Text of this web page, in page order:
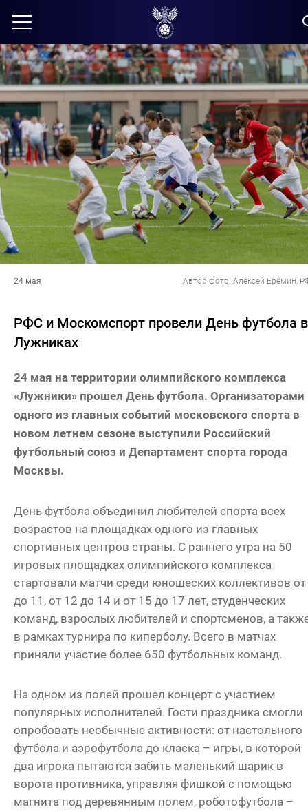
24 мая Автор фото: Алексей Ерёмин,
РФС и Москомспорт провели День футбола в
Лужниках
24 мая на территории олимпийского комплекса
«Лужники» прошел День футбола. Организаторами
одного из главных событий московского спорта в
новом летнем сезоне выступили Российский
футбольный союз и Департамент спорта города
Москвы.
День футбола объединил любителей спорта всех
возрастов на площадках одного из главных
спортивных центров страны. С раннего утра на 50
игровых площадках олимпийского комплекса
стартовали матчи среди юношеских коллективов
до 11, от 12 до 14 и от 15 до 17 лет, студенческих
команд, взрослых любителей и спортсменов, а
в рамках турнира по киперболу. Всего в матчах
приняли участие более 650 футбольных команд.
На одном из полей прошел концерт с участием
популярных исполнителей. Гости праздника смогли
опробовать необычные активности: от настольного
футбола и аэрофутбола до класка – игры, в которой
два игрока пытаются забить маленький шарик в
ворота противника, управляя фишкой с помощью
магнита под деревянным полем, роботофутбола –